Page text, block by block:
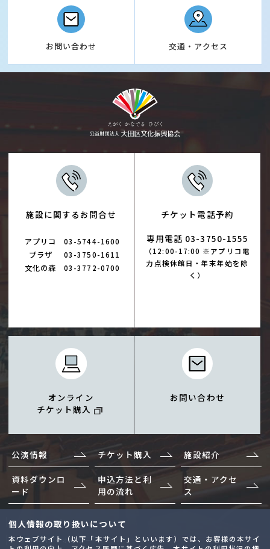
個人情報の取り扱いについて
本ウェブサイト（以下「本サイト」といいます）では、お客様の本サイ
お問い合わせ 交通・アクセス
施設に関するお問合せ
アプリコ 03-5744-1600
プラザ 03-3750-1611
文化の森 03-3772-0700
チケット電話予約
専用電話 03-3750-1555
（12:00-17:00 ※アプリコ電
力点検休館日・年末年始を除
く）
オンライン
チケット購入
お問い合わせ
公演情報 チケット購入 施設紹介
資料ダウンロ
ード
申込方法と利
用の流れ
交通・アクセ
ス
サイトマップ
プライバシーポリシー